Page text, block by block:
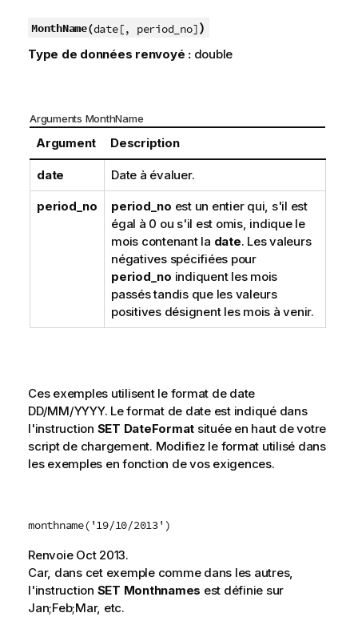
MonthName(date[, period_no])
Type de données renvoyé :double
Arguments MonthName
Argument Description
date Date à évaluer.
period_no period_no est un entier qui, s'il est
égal à 0 ou s'il est omis, indique le
mois contenant la date. Les valeurs
négatives spécifiées pour
period_no indiquent les mois
passés tandis que les valeurs
positives désignent les mois à venir.
Ces exemples utilisent le format de date
DD/MM/YYYY. Le format de date est indiqué dans
l'instruction SET DateFormat située en haut de votre
script de chargement. Modifiez le format utilisé dans
les exemples en fonction de vos exigences.
monthname('19/10/2013')
Renvoie Oct 2013.
Car, dans cet exemple comme dans les autres,
l'instruction SET Monthnames est définie sur
Jan;Feb;Mar, etc.